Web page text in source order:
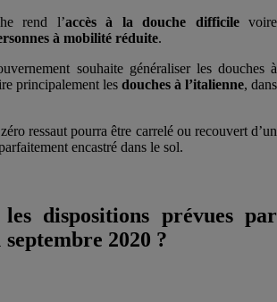
rend l’accès à la douche difficilevoire
à mobilité réduite.
souhaite généraliser les douches à
principalement les douches à l’italienne, dans
ressaut pourra être carrelé ou recouvert d’un
encastré dans le sol.
dispositions prévues par
2020 ?